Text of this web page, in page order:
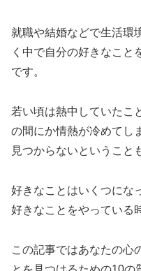
就職や結婚などで生活環
く中で自分の好きなこと
です。
若い頃は熱中していたこ
の間にか情熱が冷めてし
見つからないということ
好きなことはいくつにな
好きなことをやっている
この記事ではあなたの心